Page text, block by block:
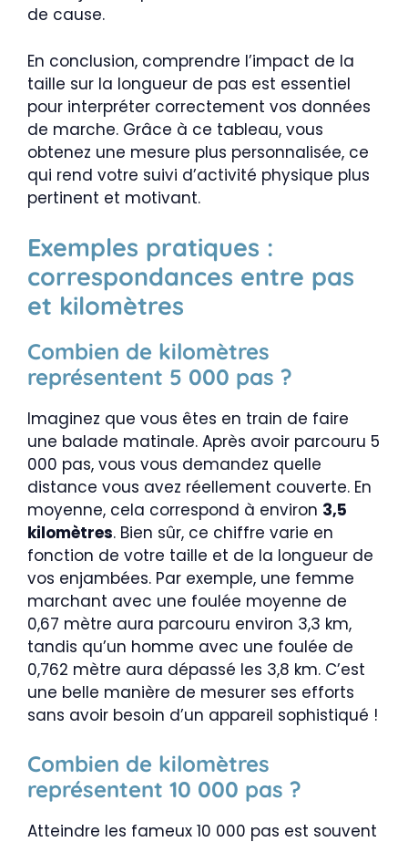
de cause.
En conclusion, comprendre l’impact de la
taille sur la longueur de pas est essentiel
pour interpréter correctement vos données
de marche. Grâce à ce tableau, vous
obtenez une mesure plus personnalisée, ce
qui rend votre suivi d’activité physique plus
pertinent et motivant.
Exemples pratiques :
correspondances entre pas
et kilomètres
Combien de kilomètres
représentent 5 000 pas ?
Imaginez que vous êtes en train de faire
une balade matinale. Après avoir parcouru 5
000 pas, vous vous demandez quelle
distance vous avez réellement couverte. En
moyenne, cela correspond à environ 3,5
kilomètres. Bien sûr, ce chiffre varie en
fonction de votre taille et de la longueur de
vos enjambées. Par exemple, une femme
marchant avec une foulée moyenne de
0,67 mètre aura parcouru environ 3,3 km,
tandis qu’un homme avec une foulée de
0,762 mètre aura dépassé les 3,8 km. C’est
une belle manière de mesurer ses efforts
sans avoir besoin d’un appareil sophistiqué !
Combien de kilomètres
représentent 10 000 pas ?
Atteindre les fameux 10 000 pas est souvent